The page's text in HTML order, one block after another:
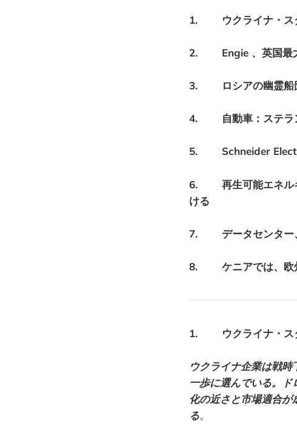
1. ウクライナ・スタ
2. Engie 、英国最大
3. ロシアの幽霊船団
4. 自動車：ステラン
5. Schneider Electric
6. 再生可能エネルギ
ける
7. データセンター、
8. ケニアでは、欧州
1. ウクライナ・スタ
ウクライナ企業は戦
一歩に選んでいる。
化の近さと市場適合
る。